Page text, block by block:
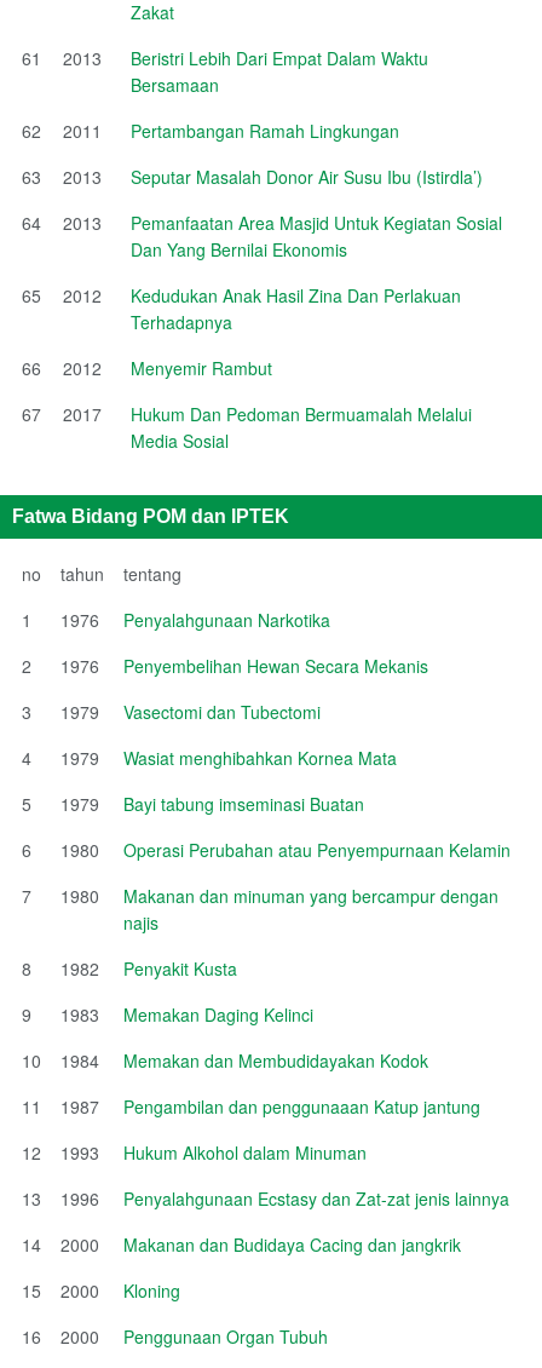
Zakat
61
2013
Beristri Lebih Dari Empat Dalam Waktu
Bersamaan
62
2011
Pertambangan Ramah Lingkungan
63
2013
Seputar Masalah Donor Air Susu Ibu (Istirdla’)
64
2013
Pemanfaatan Area Masjid Untuk Kegiatan Sosial
Dan Yang Bernilai Ekonomis
65
2012
Kedudukan Anak Hasil Zina Dan Perlakuan
Terhadapnya
66
2012
Menyemir Rambut
67
2017
Hukum Dan Pedoman Bermuamalah Melalui
Media Sosial
Fatwa Bidang POM dan IPTEK
no tahun
tentang
1
1976
Penyalahgunaan Narkotika
2
1976
Penyembelihan Hewan Secara Mekanis
3
1979
Vasectomi dan Tubectomi
4
1979
Wasiat menghibahkan Kornea Mata
5
1979
Bayi tabung imseminasi Buatan
6
1980
Operasi Perubahan atau Penyempurnaan Kelamin
7
1980
Makanan dan minuman yang bercampur dengan
najis
8
1982
Penyakit Kusta
9
1983
Memakan Daging Kelinci
10
1984
Memakan dan Membudidayakan Kodok
11
1987
Pengambilan dan penggunaaan Katup jantung
12
1993
Hukum Alkohol dalam Minuman
13
1996
Penyalahgunaan Ecstasy dan Zat-zat jenis lainnya
14
2000
Makanan dan Budidaya Cacing dan jangkrik
15
2000
Kloning
16
2000
Penggunaan Organ Tubuh